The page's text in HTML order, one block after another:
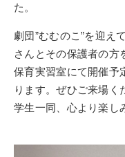
た。
劇団”むむのこ”を迎え
さんとその保護者の方
保育実習室にて開催予
ります。ぜひご来場く
学生一同、心より楽し